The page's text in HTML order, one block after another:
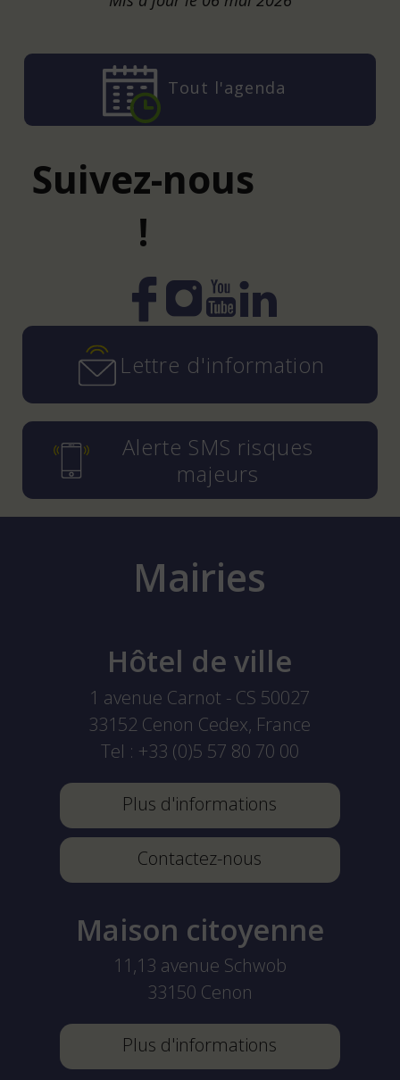
Tout l'agenda
Suivez-nous
!
Instagram
YouTube
LinkedIn
Lettre d'information
Alerte SMS risques
majeurs
Mairies
Hôtel de ville
1 avenue Carnot - CS 50027
33152 Cenon Cedex, France
Tel : +33 (0)5 57 80 70 00
Plus d'informations
Contactez-nous
Maison citoyenne
11,13 avenue Schwob
33150 Cenon
Plus d'informations